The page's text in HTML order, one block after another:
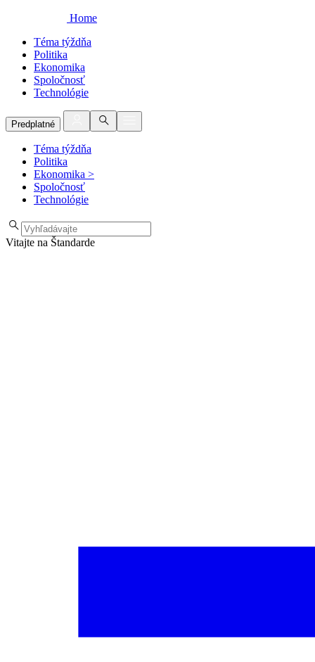
Home
Téma týždňa
Politika
Ekonomika
Spoločnosť
Technológie
Predplatné
Téma týždňa
Politika
Ekonomika >
Spoločnosť
Technológie
Vitajte na Štandarde